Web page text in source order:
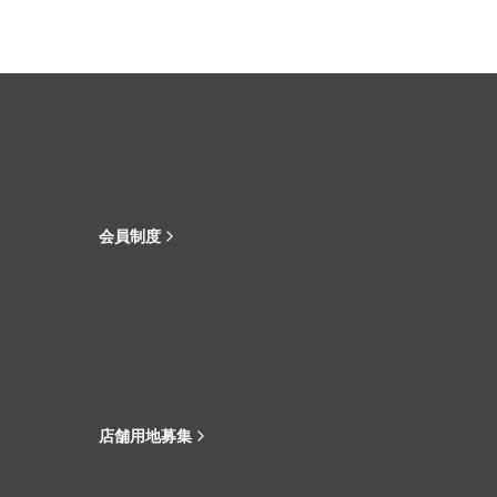
会員制度
店舗用地募集